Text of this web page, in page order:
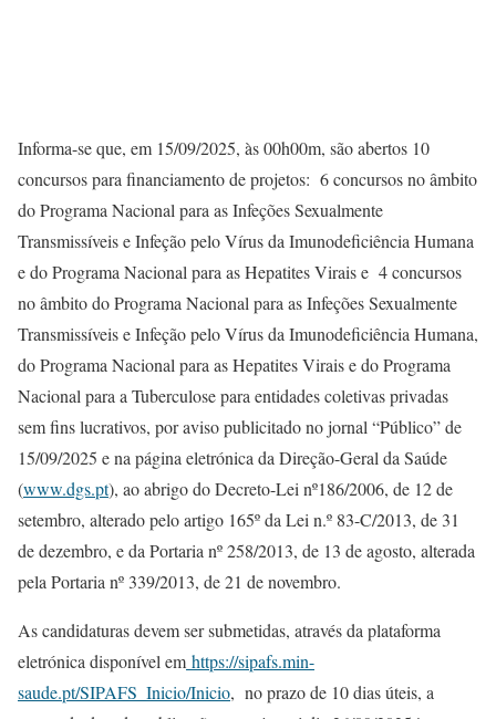
Informa-se que, em 15/09/2025, às 00h00m, são abertos 10
concursos para financiamento de projetos: 6 concursos no âmbito
do Programa Nacional para as Infeções Sexualmente
Transmissíveis e Infeção pelo Vírus da Imunodeficiência Humana
e do Programa Nacional para as Hepatites Virais e 4 concursos
no âmbito do Programa Nacional para as Infeções Sexualmente
Transmissíveis e Infeção pelo Vírus da Imunodeficiência Humana,
do Programa Nacional para as Hepatites Virais e do Programa
Nacional para a Tuberculose para entidades coletivas privadas
sem fins lucrativos, por aviso publicitado no jornal “Público” de
15/09/2025 e na página eletrónica da Direção-Geral da Saúde
(www.dgs.pt), ao abrigo do Decreto-Lei nº186/2006, de 12 de
setembro, alterado pelo artigo 165º da Lei n.º 83-C/2013, de 31
de dezembro, e da Portaria nº 258/2013, de 13 de agosto, alterada
pela Portaria nº 339/2013, de 21 de novembro.
As candidaturas devem ser submetidas, através da plataforma
eletrónica disponível em https://sipafs.min-
saude.pt/SIPAFS_Inicio/Inicio, no prazo de 10 dias úteis, a